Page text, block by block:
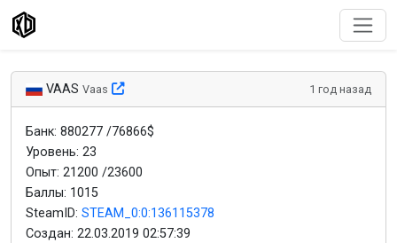
VAASVaas 1 год назад
Банк: 880277 /76866$
Уровень: 23
Опыт: 21200 /23600
Баллы: 1015
SteamID: STEAM_0:0:136115378
Создан: 22.03.2019 02:57:39